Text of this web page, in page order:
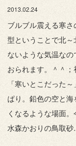
2013.02.24
ブルブル震える寒
型ということで北～
ないような気温な
おられます。＾＾；
「寒いとこだった
ぱり。鉛色の空と
くなるような場面
水森かおりの鳥取砂